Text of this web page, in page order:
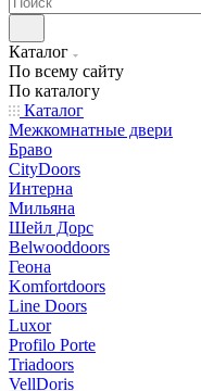
Каталог
По всему сайту
По каталогу
Каталог
Межкомнатные двери
Браво
CityDoors
Интерна
Мильяна
Шейл Дорс
Belwooddoors
Геона
Komfortdoors
Line Doors
Luxor
Profilo Porte
Triadoors
VellDoris